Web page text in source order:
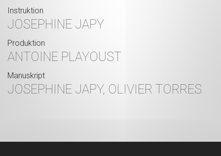
Instruktion
JOSEPHINE JAPY
Produktion
ANTOINE PLAYOUST
Manuskript
JOSEPHINE JAPY, OLIVIER TORRES